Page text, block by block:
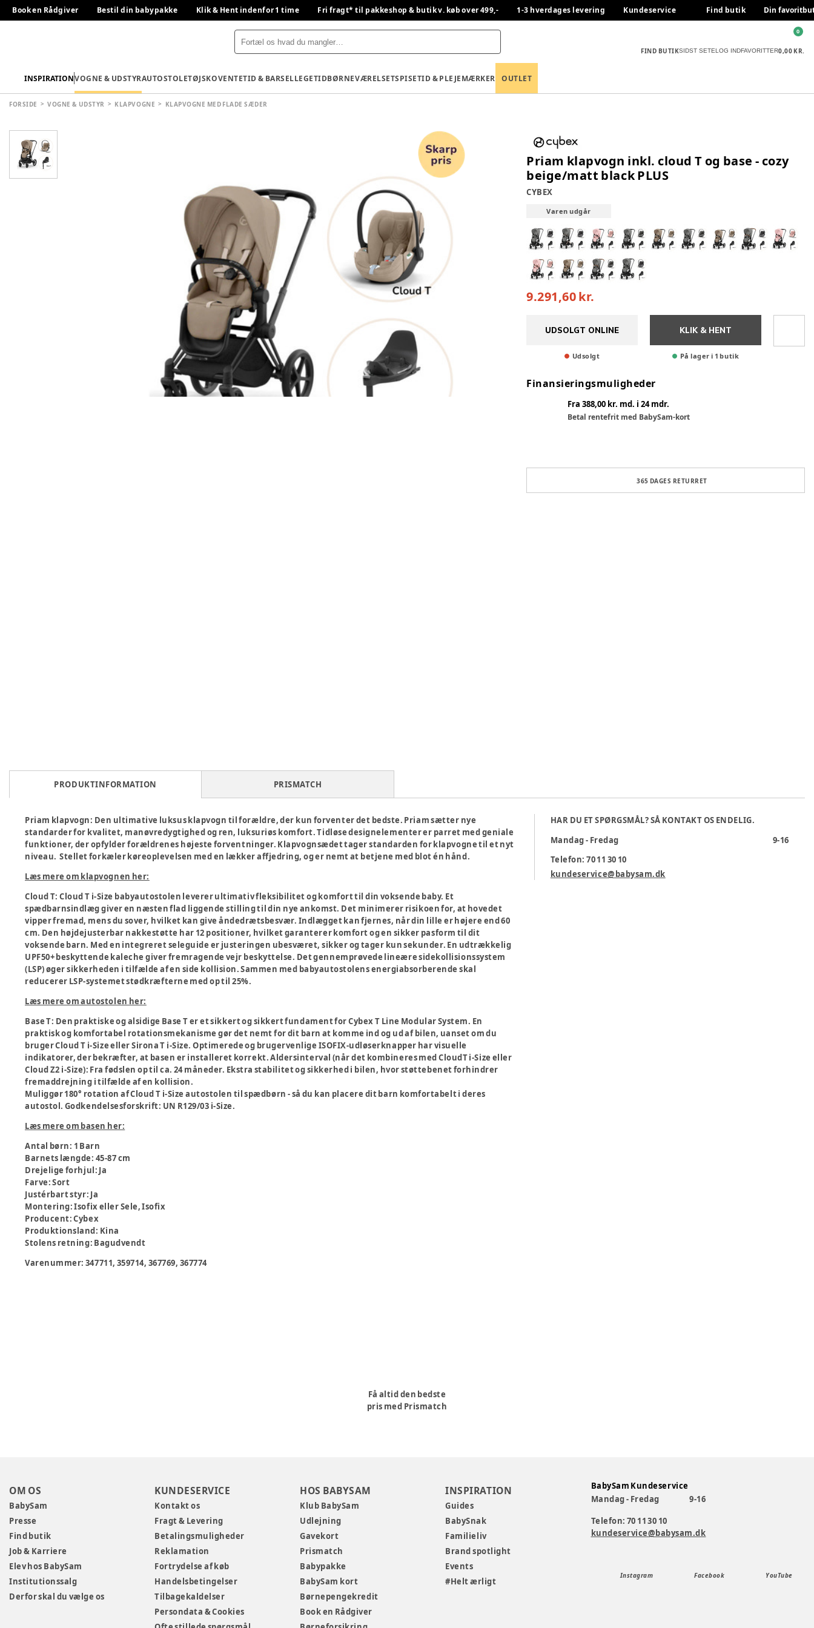
Book en Rådgiver Bestil din babypakke Klik & Hent indenfor 1 time Fri fragt* til pakkeshop & butik v. køb over 499,- 1-3 hverdages levering Kundeservice Find butik Din
FIND BUTIKSIDST SETELOG INDFAVORITTER0,00 KR.
0
INSPIRATIONVOGNE & UDSTYRAUTOSTOLETØJSKOVENTETID & BARSELLEGETIDBØRNEVÆRELSETSPISETID & PLEJEMÆRKER OUTLET
FORSIDE VOGNE & UDSTYR KLAPVOGNE KLAPVOGNE MED FLADE SÆDER
Priam klapvogn inkl. cloud T og base - cozy
beige/matt black PLUS
CYBEX
Varen udgår
9.291,60 kr.
UDSOLGT ONLINE
Udsolgt
KLIK & HENT
På lager i 1 butik
Finansieringsmuligheder
Fra 388,00 kr. md. i 24 mdr.
Betal rentefrit med BabySam-kort
365 DAGES RETURRET
PRODUKTINFORMATION PRISMATCH
Priam klapvogn: Den ultimative luksus klapvogn til forældre, der kun forventer det bedste. Priam sætter nye
standarder for kvalitet, manøvredygtighed og ren, luksuriøs komfort. Tidløse designelementer er parret med geniale
funktioner, der opfylder forældrenes højeste forventninger. Klapvognsædet tager standarden for klapvogne til et nyt
niveau. Stellet forkæler køreoplevelsen med en lækker affjedring, og er nemt at betjene med blot én hånd.
Læs mere om klapvognen her:
Cloud T:Cloud T i-Size babyautostolen leverer ultimativ fleksibilitet og komfort til din voksende baby. Et
spædbarnsindlæg giver en næsten flad liggende stilling til din nye ankomst. Det minimerer risikoen for, at hovedet
vipper fremad, mens du sover, hvilket kan give åndedrætsbesvær. Indlægget kan fjernes, når din lille er højere end 60
cm. Den højdejusterbar nakkestøtte har 12 positioner, hvilket garanterer komfort og en sikker pasform til dit
voksende barn. Med en integreret seleguide er justeringen ubesværet, sikker og tager kun sekunder. En udtrækkelig
UPF50+ beskyttende kaleche giver fremragende vejr beskyttelse. Det gennemprøvede lineære sidekollisionssystem
(LSP) øger sikkerheden i tilfælde af en side kollision. Sammen med babyautostolens energiabsorberende skal
reducerer LSP-systemet stødkræfterne med op til 25%.
Læs mere om autostolen her:
Base T: Den praktiske og alsidige Base T er et sikkert og sikkert fundament for Cybex T Line Modular System. En
praktisk og komfortabel rotationsmekanisme gør det nemt for dit barn at komme ind og ud af bilen, uanset om du
bruger Cloud T i-Size eller Sirona T i-Size. Optimerede og brugervenlige ISOFIX-udløserknapper har visuelle
indikatorer, der bekræfter, at basen er installeret korrekt. Aldersinterval (når det kombineres med CloudT i-Size eller
Cloud Z2 i-Size): Fra fødslen op til ca. 24 måneder. Ekstra stabilitet og sikkerhed i bilen, hvor støttebenet forhindrer
fremaddrejning i tilfælde af en kollision.
Muliggør 180° rotation af Cloud T i-Size autostolen til spædbørn - så du kan placere dit barn komfortabelt i deres
autostol. Godkendelsesforskrift: UN R129/03 i-Size.
Læs mere om basen her:
Antal børn: 1 Barn
Barnets længde: 45-87 cm
Drejelige forhjul: Ja
Farve:Sort
Justérbart styr: Ja
Montering:Isofix eller Sele, Isofix
Producent:Cybex
Produktionsland: Kina
Stolens retning: Bagudvendt
Varenummer: 347711, 359714, 367769, 367774
HAR DU ET SPØRGSMÅL? SÅ KONTAKT OS ENDELIG.
Mandag - Fredag
9-16
Telefon: 70 11 30 10
kundeservice@babysam.dk
Få altid den bedste
pris med Prismatch
OM OS
BabySam
Presse
Find butik
Job & Karriere
Elev hos BabySam
Institutionssalg
Derfor skal du vælge os
KUNDESERVICE
Kontakt os
Fragt & Levering
Betalingsmuligheder
Reklamation
Fortrydelse af køb
Handelsbetingelser
Tilbagekaldelser
Persondata & Cookies
HOS BABYSAM
Klub BabySam
Udlejning
Gavekort
Prismatch
Babypakke
BabySam kort
Børnepengekredit
Book en Rådgiver
INSPIRATION
Guides
BabySnak
Familieliv
Brand spotlight
Events
#Helt ærligt
BabySam Kundeservice
Mandag - Fredag
9-16
Telefon: 70 11 30 10
kundeservice@babysam.dk
Instagram Facebook YouTube